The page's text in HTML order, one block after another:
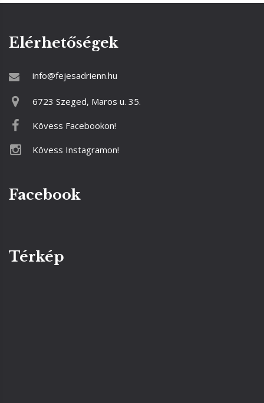
Elérhetőségek
info@fejesadrienn.hu
6723 Szeged, Maros u. 35.
Kövess Facebookon!
Kövess Instagramon!
Facebook
Térkép